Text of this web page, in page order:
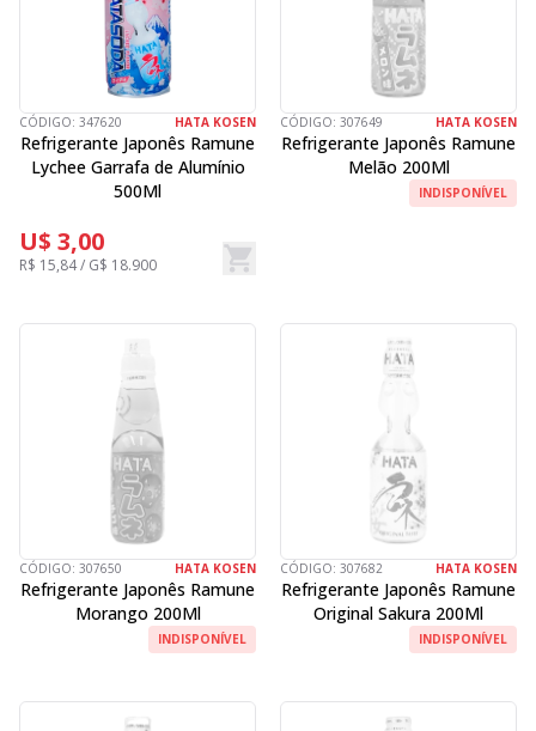
CÓDIGO: 347620 HATA KOSEN
Refrigerante Japonês Ramune
Lychee Garrafa de Alumínio
500Ml
U$ 3,00
R$ 15,84 / G$ 18.900
CÓDIGO: 307649 HATA KOSEN
Refrigerante Japonês Ramune
Melão 200Ml
INDISPONÍVEL
CÓDIGO: 307650 HATA KOSEN
Refrigerante Japonês Ramune
Morango 200Ml
INDISPONÍVEL
CÓDIGO: 307682 HATA KOSEN
Refrigerante Japonês Ramune
Original Sakura 200Ml
INDISPONÍVEL